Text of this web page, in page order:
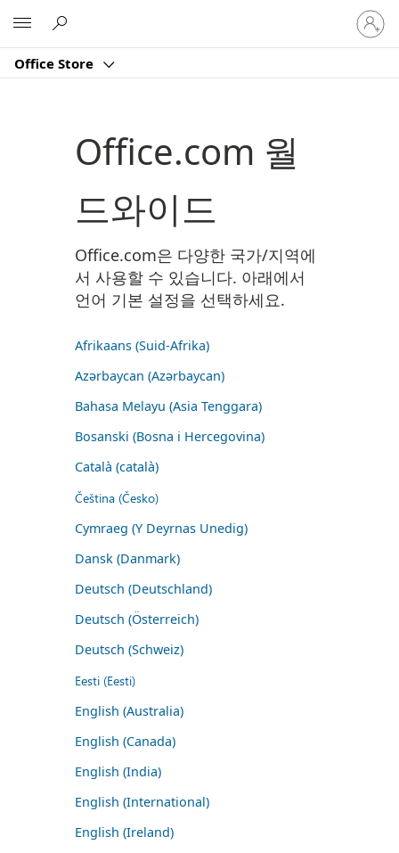
Office Store
귀
하
계
Office.com 월
드와이드
Office.com은 다양한 국가/지역에
서 사용할 수 있습니다. 아래에서
언어 기본 설정을 선택하세요.
Afrikaans (Suid-Afrika)
Azərbaycan (Azərbaycan)
Bahasa Melayu (Asia Tenggara)
Bosanski (Bosna i Hercegovina)
Català (català)
Čeština (Česko)
Cymraeg (Y Deyrnas Unedig)
Dansk (Danmark)
Deutsch (Deutschland)
Deutsch (Österreich)
Deutsch (Schweiz)
Eesti (Eesti)
English (Australia)
English (Canada)
English (India)
English (International)
English (Ireland)